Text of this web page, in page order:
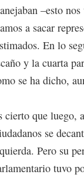
–esto
a sacar
En lo
y la cuarta
se ha dicho,
cierto que luego,
se
Pero su
tuvo